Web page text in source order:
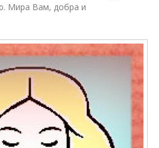
Мира Вам, добра и